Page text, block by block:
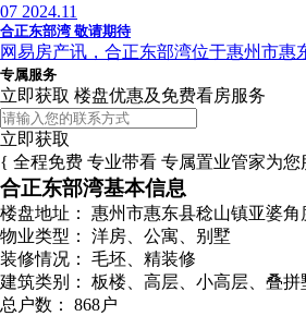
07 2024.11
合正东部湾 敬请期待
网易房产讯，合正东部湾位于惠州市
专属服务
立即获取 楼盘优惠及免费看房服务
立即获取
{ 全程免费 专业带看 专属置业管家为您
合正东部湾基本信息
楼盘地址：
惠州市惠东县稔山镇亚婆
物业类型：
洋房、公寓、别墅
装修情况：
毛坯、精装修
建筑类别：
板楼、高层、小高层、叠拼
总户数：
868户